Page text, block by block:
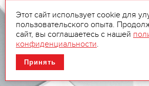
Этот сайт использует cookie для
пользовательского опыта.
сайт, вы соглашаетесь с нашей
конфиденциальности.
Принять